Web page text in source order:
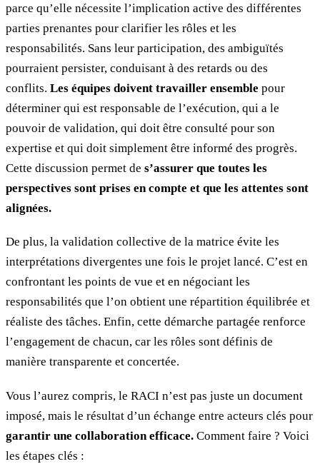
parce qu’elle nécessite l’implication active des différentes
parties prenantes pour clarifier les rôles et les
responsabilités. Sans leur participation, des ambiguïtés
pourraient persister, conduisant à des retards ou des
conflits. Les équipes doivent travailler ensemble pour
déterminer qui est responsable de l’exécution, qui a le
pouvoir de validation, qui doit être consulté pour son
expertise et qui doit simplement être informé des progrès.
Cette discussion permet de s’assurer que toutes les
perspectives sont prises en compte et que les attentes sont
alignées.
De plus, la validation collective de la matrice évite les
interprétations divergentes une fois le projet lancé. C’est en
confrontant les points de vue et en négociant les
responsabilités que l’on obtient une répartition équilibrée et
réaliste des tâches. Enfin, cette démarche partagée renforce
l’engagement de chacun, car les rôles sont définis de
manière transparente et concertée.
Vous l’aurez compris, le RACI n’est pas juste un document
imposé, mais le résultat d’un échange entre acteurs clés pour
garantir une collaboration efficace. Comment faire ? Voici
les étapes clés :